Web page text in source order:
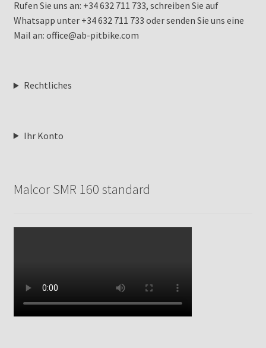
Rufen Sie uns an: +34 632 711 733, schreiben Sie auf
Whatsapp unter +34 632 711 733 oder senden Sie uns eine
Mail an: office@ab-pitbike.com
Rechtliches
Ihr Konto
Malcor SMR 160 standard